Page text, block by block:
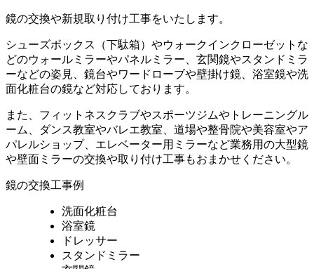
鏡の交換や新規取り付け工事をいたします。
シューズボックス（下駄箱）やウォークインクローゼットな
どのウォールミラーやパネルミラー、玄関鏡やスタンドミラ
ーなどの姿見、鏡台やワードローブや壁掛け鏡、浴室鏡や洗
面化粧台の鏡など対応しております。
また、フィットネスクラブやスポーツジムやトレーニングル
ーム、ダンス教室やバレエ教室、道場や整骨院や美容室やア
パレルショップ、エレベーター用ミラーなど業務用の大型鏡
や壁面ミラーの交換や取り付け工事もおまかせください。
鏡の交換工事例
洗面化粧台
浴室鏡
ドレッサー
スタンドミラー